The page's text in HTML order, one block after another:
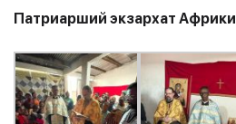
Патриарший экзархат Африки